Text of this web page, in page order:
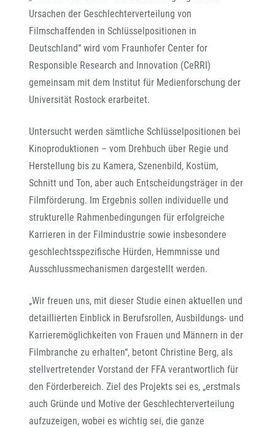
Ursachen der Geschlechterverteilung von
Filmschaffenden in Schlüsselpositionen in
Deutschland“ wird vom Fraunhofer Center for
Responsible Research and Innovation (CeRRI)
gemeinsam mit dem Institut für Medienforschung der
Universität Rostock erarbeitet.
Untersucht werden sämtliche Schlüsselpositionen bei
Kinoproduktionen – vom Drehbuch über Regie und
Herstellung bis zu Kamera, Szenenbild, Kostüm,
Schnitt und Ton, aber auch Entscheidungsträger in der
Filmförderung. Im Ergebnis sollen individuelle und
strukturelle Rahmenbedingungen für erfolgreiche
Karrieren in der Filmindustrie sowie insbesondere
geschlechtsspezifische Hürden, Hemmnisse und
Ausschlussmechanismen dargestellt werden.
„Wir freuen uns, mit dieser Studie einen aktuellen und
detaillierten Einblick in Berufsrollen, Ausbildungs- und
Karrieremöglichkeiten von Frauen und Männern in der
Filmbranche zu erhalten“, betont Christine Berg, als
stellvertretender Vorstand der FFA verantwortlich für
den Förderbereich. Ziel des Projekts sei es, „erstmals
auch Gründe und Motive der Geschlechterverteilung
aufzuzeigen, wobei es wichtig sei, die ganze